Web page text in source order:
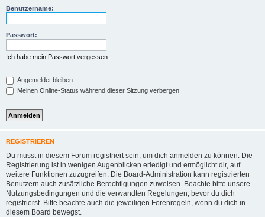
Benutzername:
Passwort:
Ich habe mein Passwort vergessen
Angemeldet bleiben
Meinen Online-Status während dieser Sitzung verbergen
REGISTRIEREN
Du musst in diesem Forum registriert sein, um dich anmelden zu können. Die
Registrierung ist in wenigen Augenblicken erledigt und ermöglicht dir, auf
weitere Funktionen zuzugreifen. Die Board-Administration kann registrierten
Benutzern auch zusätzliche Berechtigungen zuweisen. Beachte bitte unsere
Nutzungsbedingungen und die verwandten Regelungen, bevor du dich
registrierst. Bitte beachte auch die jeweiligen Forenregeln, wenn du dich in
diesem Board bewegst.